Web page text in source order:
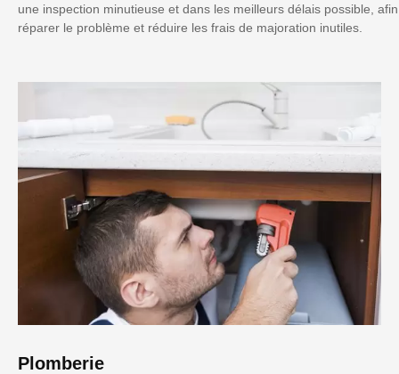
une inspection minutieuse et dans les meilleurs délais possible, afin
réparer le problème et réduire les frais de majoration inutiles.
Plomberie